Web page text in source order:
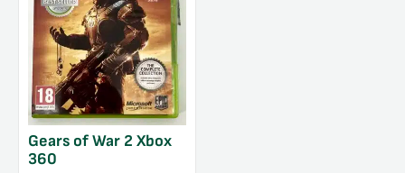
Gears of War 2 Xbox
360